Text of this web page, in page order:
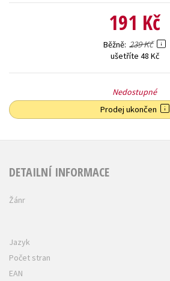
191 Kč
Běžně 239 Kč
ušetříte 48 Kč
Nedostupné
Prodej ukončen
DETAILNÍ INFORMACE
Žánr
Jazyk
Počet stran
EAN